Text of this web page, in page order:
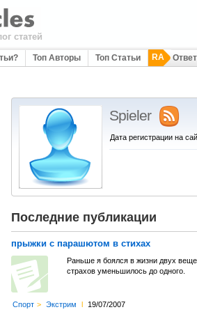
статей
Топ Авторы Топ Статьи RA
Spieler
Дата регистрации на
Последние публикации
прыжки с парашютом в стихах
Раньше я боялся в жизни двух
страхов уменьшилось до одного.
Спорт > Экстрим l 19/07/2007